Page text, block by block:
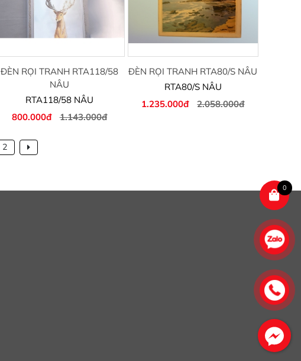
ĐÈN RỌI TRANH RTA118/58
NÂU
RTA118/58 NÂU
800.000đ
1.143.000đ
ĐÈN RỌI TRANH RTA80/S NÂU
RTA80/S NÂU
1.235.000đ
2.058.000đ
2
0